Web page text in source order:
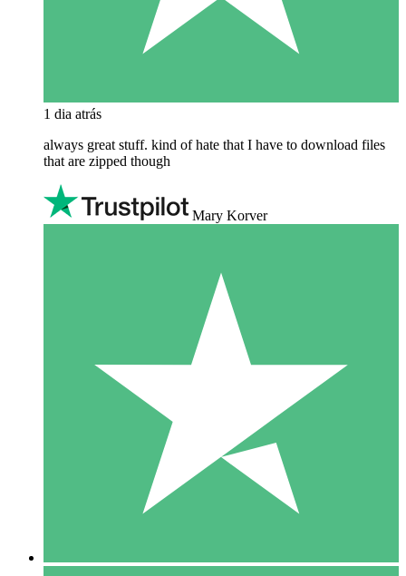
1 dia atrás
always great stuff. kind of hate that I have to download files
that are zipped though
Mary Korver